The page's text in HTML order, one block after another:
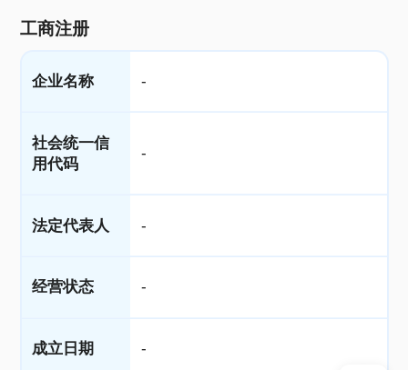
工商注册
企业名称 -
社会统一信
用代码
-
法定代表人 -
经营状态 -
成立日期 -